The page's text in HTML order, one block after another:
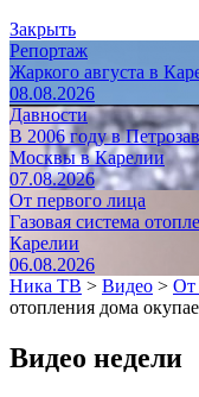
Закрыть
Репортаж
Жаркого августа в
08.08.2026
Давности
В 2006 году в
Москвы в Карелии
07.08.2026
От первого лица
Газовая система
Карелии
06.08.2026
Ника ТВ > Видео > От
отопления дома
Видео недели